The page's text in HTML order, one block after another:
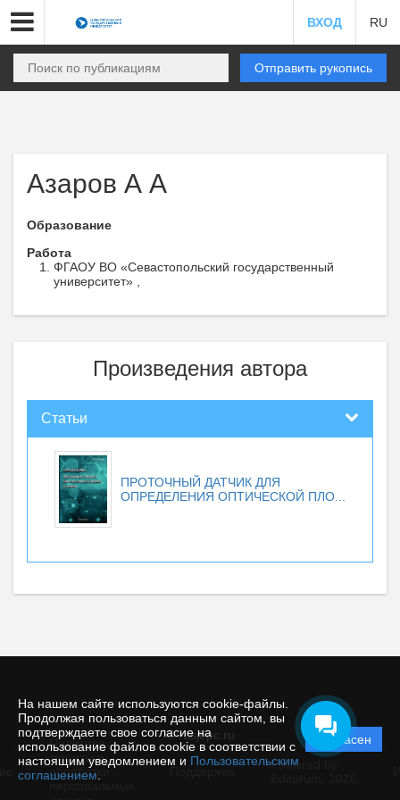
На нашем сайте используются cookie-файлы.
Продолжая пользоваться данным сайтом, вы
подтверждаете свое согласие на
использование файлов cookie в соответствии с
настоящим уведомлением и Пользовательским
соглашением
Согласен
ВХОД RU
Отправить рукопись
Азаров А А
Образование
Работа
ФГАОУ ВО «Севастопольский государственный
университет» ,
Произведения автора
Статьи
ПРОТОЧНЫЙ ДАТЧИК ДЛЯ
ОПРЕДЕЛЕНИЯ ОПТИЧЕСКОЙ ПЛО...
© rusjbpc.ru
Политика
защиты и
обработки
Powered by